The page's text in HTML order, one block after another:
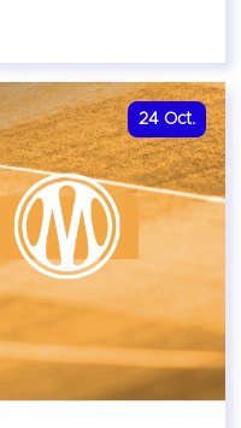
24 Oct.